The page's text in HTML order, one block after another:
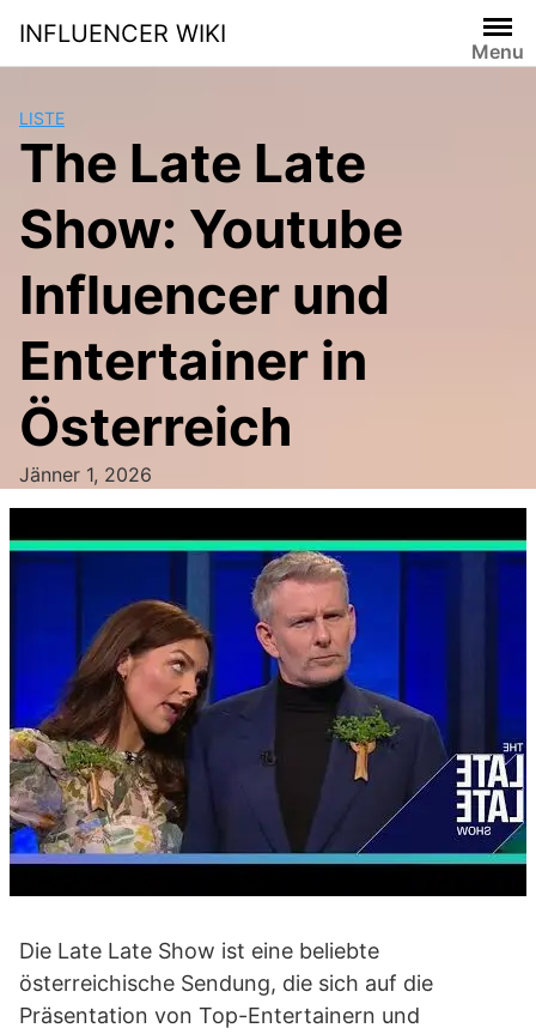
content
INFLUENCER WIKI
Menu
LISTE
The Late Late
Show: Youtube
Influencer und
Entertainer in
Österreich
Jänner 1, 2026
Die Late Late Show ist eine beliebte
österreichische Sendung, die sich auf die
Präsentation von Top-Entertainern und